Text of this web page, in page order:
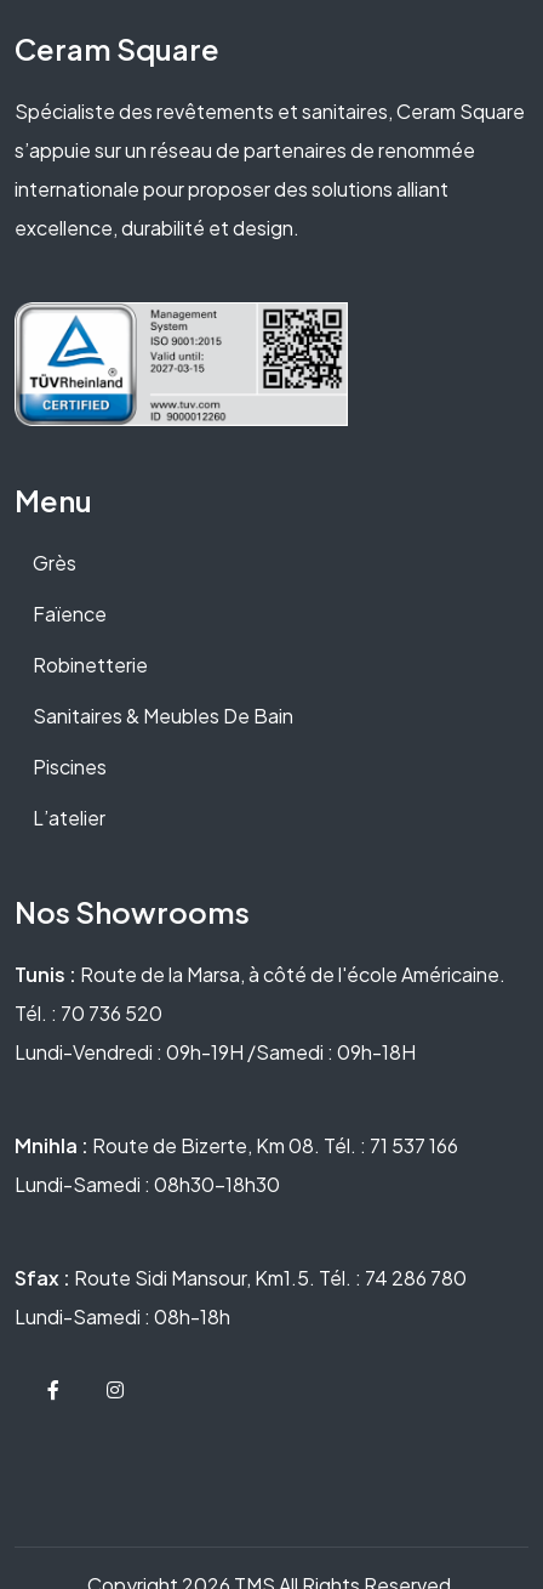
Ceram Square
Spécialiste des revêtements et sanitaires, Ceram Square
s’appuie sur un réseau de partenaires de renommée
internationale pour proposer des solutions alliant
excellence, durabilité et design.
Menu
Grès
Faïence
Robinetterie
Sanitaires & Meubles De Bain
Piscines
L’atelier
Nos Showrooms
Tunis : Route de la Marsa, à côté de l'école Américaine.
Tél. : 70 736 520
Lundi-Vendredi : 09h-19H /Samedi : 09h-18H
Mnihla : Route de Bizerte, Km 08. Tél. : 71 537 166
Lundi-Samedi : 08h30-18h30
Sfax : Route Sidi Mansour, Km1.5. Tél. : 74 286 780
Lundi-Samedi : 08h-18h